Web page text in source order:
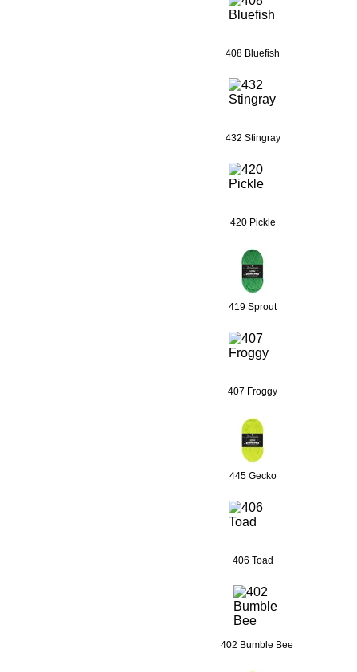
408 Bluefish
432 Stingray
420 Pickle
419 Sprout
407 Froggy
445 Gecko
406 Toad
402 Bumble Bee